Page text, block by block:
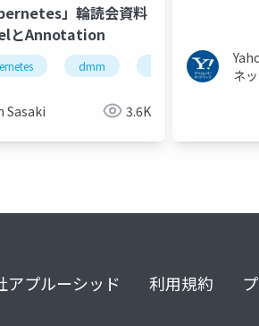
」輪読会資料
とAnnotation
dmm
Sasaki 3.6K
ネ
アプルーシッド 利用規約